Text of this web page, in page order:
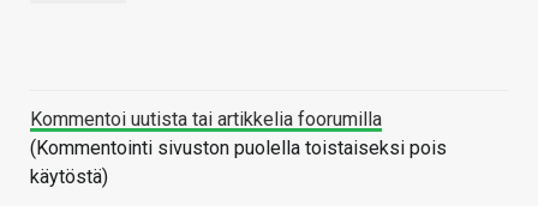
Kommentoi uutista tai artikkelia foorumilla
(Kommentointi sivuston puolella toistaiseksi pois
käytöstä)